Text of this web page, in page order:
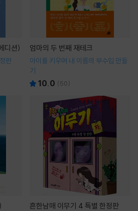
디션)
판
엄마의 두 번째 재테크
아이를 키우며 내 이름의 부수입 만들
기
10.0 (50)
흔한남매 이무기 4 특별 한정판